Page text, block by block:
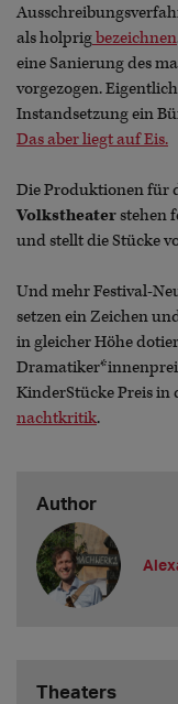
als holprigbezeichnen
eine Sanierung des
vorgezogen.
Instandsetzung ein
Das aber liegt auf Eis.
Die Produktionen für
Volkstheaterstehen
und stellt die Stücke
Und mehr Festival-
setzen ein Zeichen
in gleicher Höhe
KinderStücke Preis in
nachtkritik.
Author
Theaters